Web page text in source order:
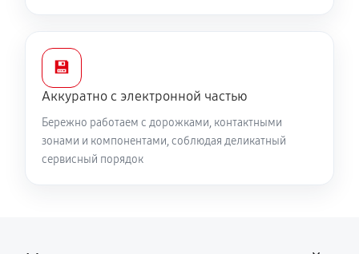
💾
Аккуратно с электронной частью
Бережно работаем с дорожками, контактными
зонами и компонентами, соблюдая деликатный
сервисный порядок